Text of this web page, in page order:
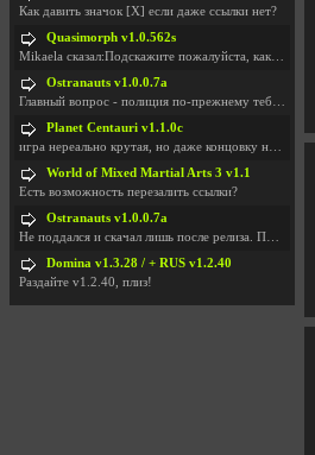
Как давить значок [X] если даже ссылки нет?
Quasimorph v1.0.562s
Mikaela сказал:Подскажите пожалуйста, как скачать
Ostranauts v1.0.0.7a
Главный вопрос - полиция по-прежнему тебя таранит
Planet Centauri v1.1.0c
игра нереально крутая, но даже концовку не удосужи
World of Mixed Martial Arts 3 v1.1
Есть возможность перезалить ссылки?
Ostranauts v1.0.0.7a
Не поддался и скачал лишь после релиза. Посмотрим,
Domina v1.3.28 / + RUS v1.2.40
Раздайте v1.2.40, плиз!